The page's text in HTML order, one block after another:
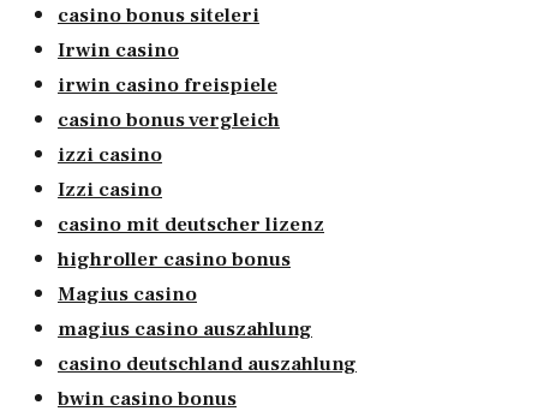
casino bonus siteleri
Irwin casino
irwin casino freispiele
casino bonus vergleich
izzi casino
Izzi casino
casino mit deutscher lizenz
highroller casino bonus
Magius casino
magius casino auszahlung
casino deutschland auszahlung
bwin casino bonus